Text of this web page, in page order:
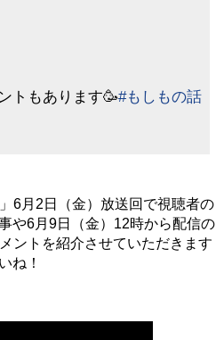
トもあります🥳#もしもの話
6月2日（金）放送回で視聴者の
や6月9日（金）12時から配信の
ントを紹介させていただきます
ね！